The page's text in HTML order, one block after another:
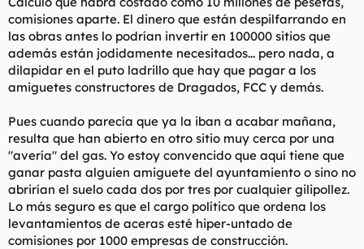
comisiones aparte. El dinero que están despilfarrando en
las obras antes lo podrían invertir en 100000 sitios que
además están jodidamente necesitados... pero nada, a
dilapidar en el puto ladrillo que hay que pagar a los
amiguetes constructores de Dragados, FCC y demás.
Pues cuando parecía que ya la iban a acabar mañana,
resulta que han abierto en otro sitio muy cerca por una
"avería" del gas. Yo estoy convencido que aquí tiene que
ganar pasta alguien amiguete del ayuntamiento o sino no
abrirían el suelo cada dos por tres por cualquier gilipollez.
Lo más seguro es que el cargo político que ordena los
levantamientos de aceras esté hiper-untado de
comisiones por 1000 empresas de construcción.